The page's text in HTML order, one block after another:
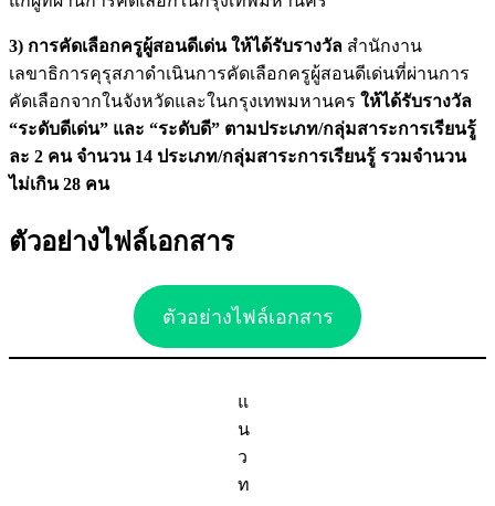
3) การคัดเลือกครูผู้สอนดีเด่น ให้ได้รับรางวัล สำนักงาน
เลขาธิการคุรุสภาดำเนินการคัดเลือกครูผู้สอนดีเด่นที่ผ่านการ
คัดเลือกจากในจังหวัดและในกรุงเทพมหานคร ให้ได้รับรางวัล
“ระดับดีเด่น” และ “ระดับดี” ตามประเภท/กลุ่มสาระการเรียนรู้
ละ 2 คน จำนวน 14 ประเภท/กลุ่มสาระการเรียนรู้ รวมจำนวน
ไม่เกิน 28 คน
ตัวอย่างไฟล์เอกสาร
ตัวอย่างไฟล์เอกสาร
แ
น
ว
ท